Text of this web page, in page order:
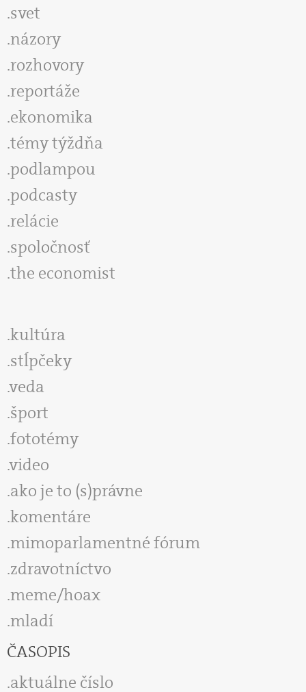
svet
názory
rozhovory
reportáže
ekonomika
témy týždňa
podlampou
podcasty
relácie
spoločnosť
the economist
kultúra
stĺpčeky
veda
šport
fototémy
video
ako je to (s)právne
komentáre
mimoparlamentné fórum
zdravotníctvo
meme/hoax
mladí
ČASOPIS
aktuálne číslo